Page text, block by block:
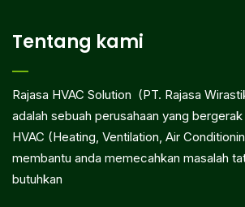
Tentang kami
Rajasa HVAC Solution (PT. Rajasa
adalah sebuah perusahaan yang
HVAC (Heating, Ventilation, Air
membantu anda memecahkan masalah
butuhkan